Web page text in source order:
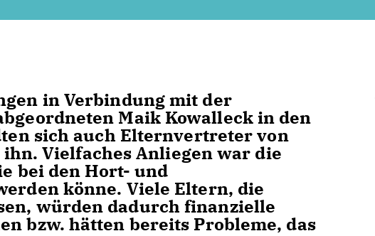
in Verbindung mit der
Maik Kowalleck in den
sich auch Elternvertreter von
Vielfaches Anliegen war die
bei den Hort- und
könne. Viele Eltern, die
würden dadurch finanzielle
bzw. hätten bereits Probleme, das